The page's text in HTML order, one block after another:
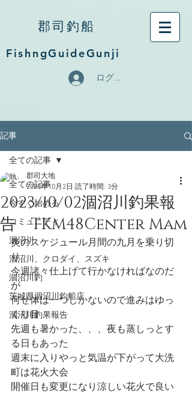
郡司釣船
FishngGuideGunji
ログイン
記事
全ての記事
今すぐ始める
コミュニティ
涸沼川
涸沼川、クロダイ、スズキ
涸沼川釣
茨城県涸沼川釣船店
涸沼川釣果報告
全ての記事
2023/10/02涸沼川釣果報
告 TKM48Center Mam
郡司大地
2023年10月2日 読了時間: 3分
炎のスケジュール月間の九月を乗り切
り
今週諸々仕上げて行かなければなのだ
が
何せ体は一つしかないので進みはゆっ
くり目
先週も暑かった、、、夜も蒸しっとす
る日もあった
週末に入りやっと気温が下がって大洗
町は花火大会
開催日も変更になり涼しい花火で良い